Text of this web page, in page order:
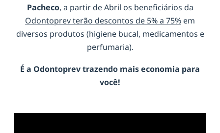
Pacheco, a partir de Abril os beneficiários da
Odontoprev terão descontos de 5% a 75% em
diversos produtos (higiene bucal, medicamentos e
perfumaria).
É a Odontoprevtrazendo mais economia para
você!